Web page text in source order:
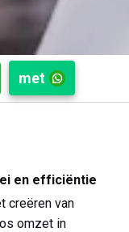
met
en efficiëntie
creëren van
omzet in